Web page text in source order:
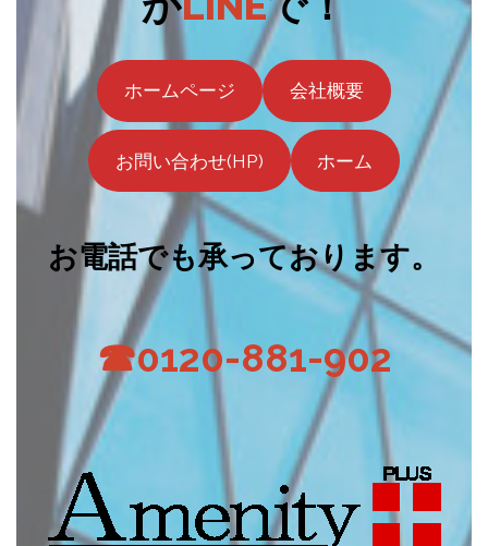
ホームページ 会社概要
お問い合わせ(HP) ホーム
お電話でも承っております。
☎0120-881-902